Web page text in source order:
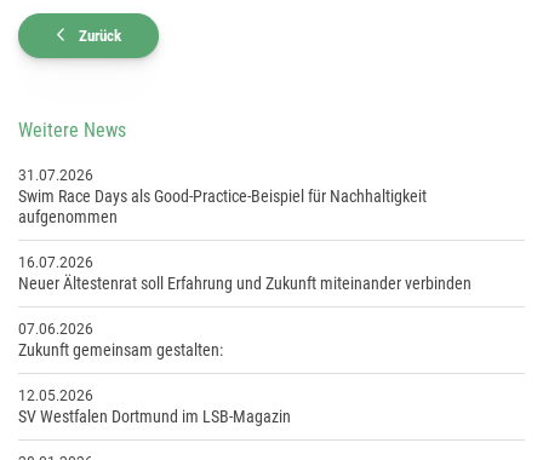
Zurück
Weitere News
31.07.2026
Swim Race Days als Good-Practice-Beispiel für Nachhaltigkeit
aufgenommen
16.07.2026
Neuer Ältestenrat soll Erfahrung und Zukunft miteinander verbinden
07.06.2026
Zukunft gemeinsam gestalten:
12.05.2026
SV Westfalen Dortmund im LSB-Magazin